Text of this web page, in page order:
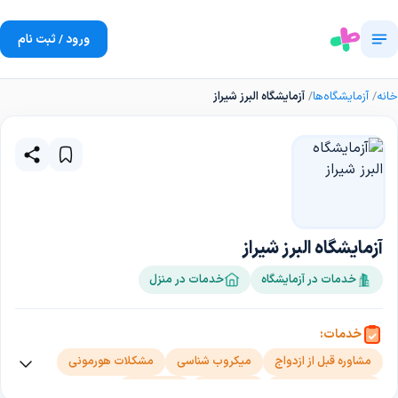
ورود / ثبت نام
خانه آزمایشگاه‌ها آزمایشگاه البرز شیراز
آزمایشگاه البرز شیراز
خدمات در آزمایشگاه خدمات در منزل
خدمات:
مشاوره قبل از ازدواج میکروب شناسی
مشکلات هورمونی